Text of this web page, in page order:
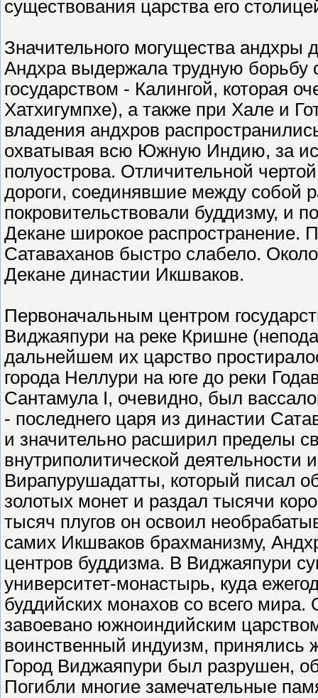
существования царства его
Значительного могущества андхры
Андхра выдержала трудную борьбу
государством - Калингой, которая
Хатхигумпхе), а также при Хале и
владения андхров
охватывая всю Южную Индию, за
полуострова. Отличительной
дороги, соединявшие между собой
покровительствовали буддизму, и
Декане широкое распространение.
Сатаваханов быстро слабело.
Декане династии Икшваков.
Первоначальным центром
Виджаяпури на реке Кришне
дальнейшем их царство
города Неллури на юге до реки
Сантамула I, очевидно, был
- последнего царя из династии
и значительно расширил пределы
внутриполитической деятельности
Вирапурушадатты, который писал
золотых монет и раздал тысячи
тысяч плугов он освоил
самих Икшваков брахманизму,
центров буддизма. В Виджаяпури
университет-монастырь, куда
буддийских монахов со всего мира.
завоевано южноиндийским
воинственный индуизм, принялись
Город Виджаяпури был разрушен,
Погибли многие замечательные